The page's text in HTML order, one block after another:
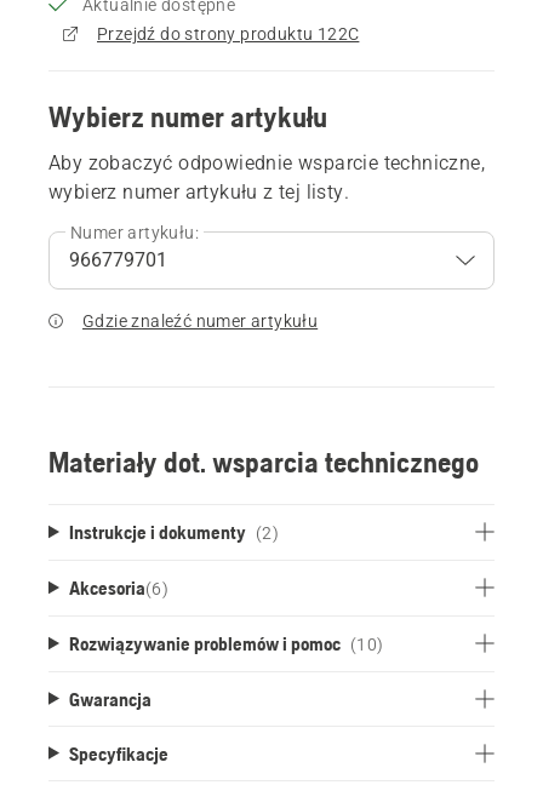
Aktualnie dostępne
Przejdź do strony produktu 122C
Wybierz numer artykułu
Aby zobaczyć odpowiednie wsparcie techniczne,
wybierz numer artykułu z tej listy.
Numer artykułu:
Gdzie znaleźć numer artykułu
Materiały dot. wsparcia technicznego
Instrukcje i dokumenty (2)
Akcesoria(6)
Rozwiązywanie problemów i pomoc (10)
Gwarancja
Specyfikacje